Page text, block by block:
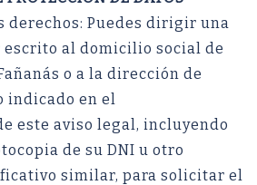
derechos: Puedes dirigir una
al domicilio social de
o a la dirección de
indicado en el
este aviso legal, incluyendo
de su DNI u otro
similar, para solicitar el